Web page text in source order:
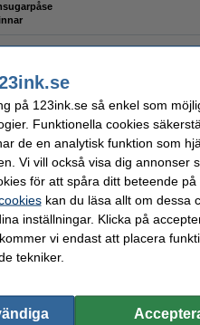
| 5 påsar (varumärket
| 5 påsar (varumärket
ofta även dessa produkter!
på 123ink.se så enkel som
Funktionella cookies
de en analytisk funktion som
Vi vill också visa dig annonser
för att spåra ditt beteende
kan du läsa allt om dessa
inställningar. Klicka på
vi endast att placera
tekniker.